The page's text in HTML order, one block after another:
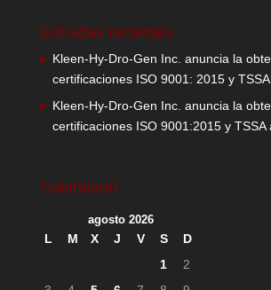
Entradas recientes
Kleen-Hy-Dro-Gen Inc. anuncia la
certificaciones ISO 9001: 2015 y TSSA
Kleen-Hy-Dro-Gen Inc. anuncia la
certificaciones ISO 9001:2015 y TSSA
Calendario
agosto 2026
L M X J V S
D
1
2